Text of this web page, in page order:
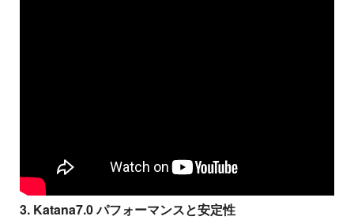
3. Katana7.0 パフォーマンスと安定性